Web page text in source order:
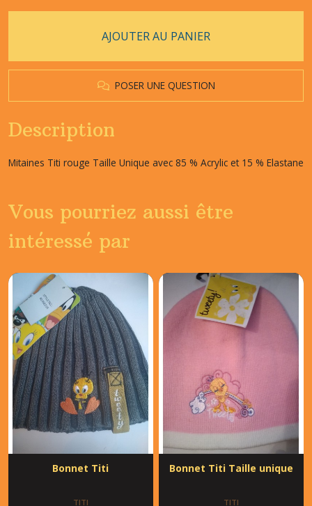
AJOUTER AU PANIER
POSER UNE QUESTION
Description
Mitaines Titi rouge Taille Unique avec 85 % Acrylic et 15 % Elastane
Vous pourriez aussi être
intéressé par
Bonnet Titi
TITI
Bonnet Titi Taille unique
TITI